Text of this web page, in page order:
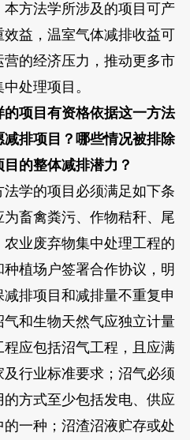
方法学所涉及的项目可产
益，温室气体减排收益可
的经济压力，推动更多市
处理项目。
项目有资格依据这一方法
排项目？哪些情况被排除
的整体减排潜力？
法学的项目必须满足如下条
畜禽粪污、作物秸秆、尾
业废弃物集中处理工程的
植场户签署合作协议，明
排项目和减排量不重复申
和生物天然气应独立计量
应包括沼气工程，且应满
行业标准要求；沼气必须
方式至少包括发电、供应
一种；沼渣沼液贮存或处